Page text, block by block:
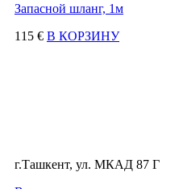
Запасной шланг, 1м
115 € В КОРЗИНУ
г.Ташкент, ул. МКАД 87 Г